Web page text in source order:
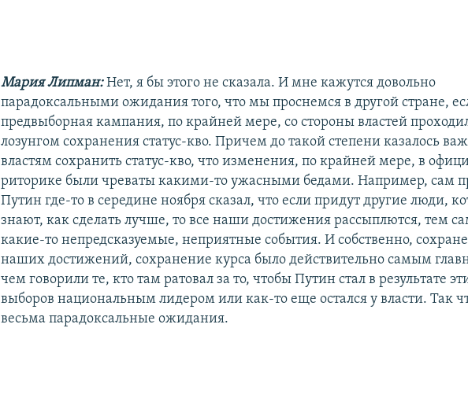
Мария Липман:Нет, я бы этого не сказала. И мне кажутся довольно
парадоксальными ожидания того, что мы проснемся в другой стране,
предвыборная кампания, по крайней мере, со стороны властей
лозунгом сохранения статус-кво. Причем до такой степени казалось
властям сохранить статус-кво, что изменения, по крайней мере, в
риторике были чреваты какими-то ужасными бедами. Например, сам
Путин где-то в середине ноября сказал, что если придут другие люди,
знают, как сделать лучше, то все наши достижения рассыплются, тем
какие-то непредсказуемые, неприятные события. И собственно,
наших достижений, сохранение курса было действительно самым
чем говорили те, кто там ратовал за то, чтобы Путин стал в результате
выборов национальным лидером или как-то еще остался у власти. Так
весьма парадоксальные ожидания.